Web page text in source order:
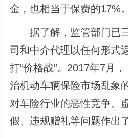
金，也相当于保费的17%。
据了解，监管部门已
司和中介代理以任何形式
打“价格战”。2017年7月
治机动车辆保险市场乱象
对车险行业的恶性竞争、
假、违规赠礼等问题作出